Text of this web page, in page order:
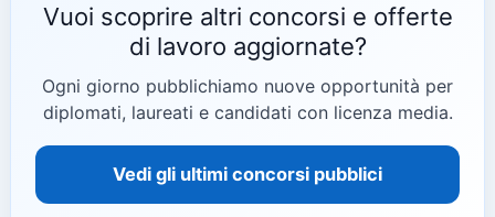
Vuoi scoprire altri concorsi e offerte
di lavoro aggiornate?
Ogni giorno pubblichiamo nuove opportunità per
diplomati, laureati e candidati con licenza media.
Vedi gli ultimi concorsi pubblici